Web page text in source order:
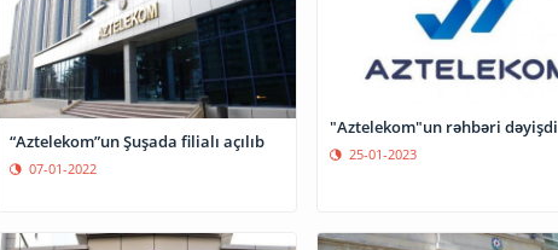
“Aztelekom”un Şuşada filialı açılıb
07-01-2022
"Aztelekom"un rəhbəri dəyişdi
25-01-2023